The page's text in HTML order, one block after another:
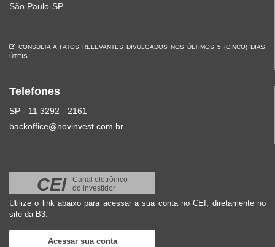
São Paulo-SP
CONSULTA A FATOS RELEVANTES DIVULGADOS NOS ÚLTIMOS 5 (CINCO) DIAS
ÚTEIS
Telefones
SP - 11 3292 - 2161
backoffice@novinvest.com.br
CEI
Canal eletrônico
do investidor
Utilize o link abaixo para acessar a sua conta no CEI, diretamente no
site da B3:
Acessar sua conta